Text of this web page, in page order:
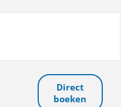
Direct
boeken